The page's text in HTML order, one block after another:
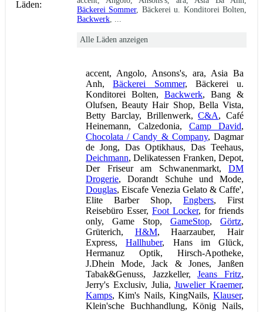
Läden:
Bäckerei Sommer, Bäckerei u. Konditorei Bolten,
Backwerk
Alle Läden anzeigen
accent, Angolo, Ansons's, ara, Asia Ba
Anh,Bäckerei Sommer, Bäckerei u.
Konditorei Bolten, Backwerk, Bang &
Olufsen, Beauty Hair Shop, Bella Vista,
Betty Barclay, Brillenwerk,C&A, Café
Heinemann, Calzedonia, Camp David,
Chocolata / Candy & Company, Dagmar
de Jong, Das Optikhaus, Das Teehaus,
Deichmann, Delikatessen Franken, Depot,
Der Friseur am Schwanenmarkt, DM
Drogerie, Dorandt Schuhe und Mode,
Douglas, Eiscafe Venezia Gelato & Caffe',
Elite Barber Shop, Engbers, First
Reisebüro Esser, Foot Locker, for friends
only, Game Stop, GameStop, Görtz,
Grüterich, H&M, Haarzauber, Hair
Express,Hallhuber, Hans im Glück,
Hermanuz Optik, Hirsch-Apotheke,
J.Dhein Mode, Jack & Jones, Janßen
Tabak&Genuss, Jazzkeller,Jeans Fritz,
Jerry's Exclusiv, Julia,Juwelier Kraemer,
Kamps, Kim's Nails, KingNails, Klauser,
Klein'sche Buchhandlung, König Nails,